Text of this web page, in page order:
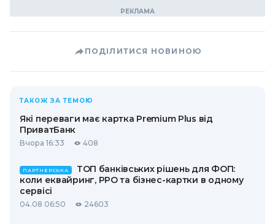
ПОДІЛИТИСЯ НОВИНОЮ
ТАКОЖ ЗА ТЕМОЮ
Які переваги має картка Premium Plus від
ПриватБанк
Вчора 16:33 408
ПАРТНЕРСЬКА
ТОП банківських рішень для ФОП:
коли еквайринг, РРО та бізнес-картки в одному
сервісі
04.08 06:50 24603